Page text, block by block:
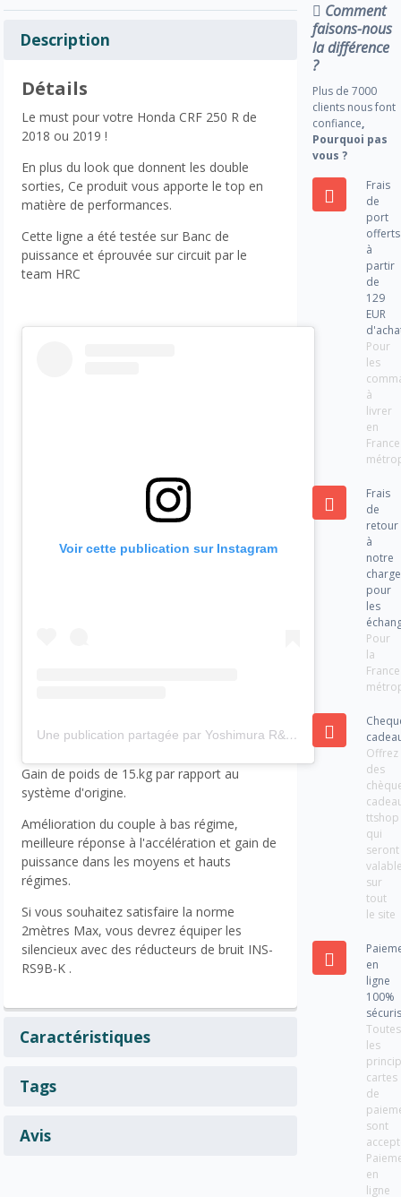
Description
Détails
Le must pour votre Honda CRF 250 R de
2018 ou 2019 !
En plus du look que donnent les double
sorties, Ce produit vous apporte le top en
matière de performances.
Cette ligne a été testée sur Banc de
puissance et éprouvée sur circuit par le
team HRC
Voir cette publication sur Instagram
Une publication partagée par Yoshimura R&D (@yoshimura_rd)
Gain de poids de 15.kg par rapport au
système d'origine.
Amélioration du couple à bas régime,
meilleure réponse à l'accélération et gain de
puissance dans les moyens et hauts
régimes.
Si vous souhaitez satisfaire la norme
2mètres Max, vous devrez équiper les
silencieux avec des réducteurs de bruit INS-
RS9B-K .
Caractéristiques
Tags
Avis
Comment
faisons-nous
la différence
?
Plus de 7000
clients nous font
confiance,
Pourquoi pas
vous ?
Frais
de
port
offerts
à
partir
de
129
EUR
Pour
les
à
livrer
en
France
Frais
de
retour
à
notre
charge
pour
les
Pour
la
France
Offrez
des
ttshop
qui
seront
sur
tout
le site
en
ligne
100%
Toutes
les
cartes
de
sont
en
ligne